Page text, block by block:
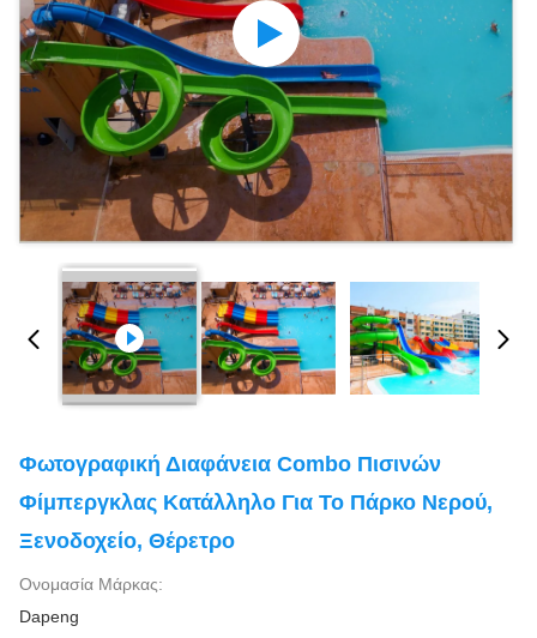
Φωτογραφική Διαφάνεια Combo Πισινών
Φίμπεργκλας Κατάλληλο Για Το Πάρκο Νερού,
Ξενοδοχείο, Θέρετρο
Ονομασία Μάρκας:
Dapeng